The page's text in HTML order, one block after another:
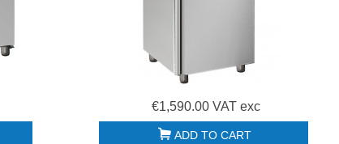
€1,590.00 VAT exc
ADD TO CART